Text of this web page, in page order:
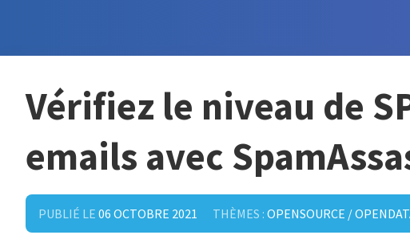
Vérifiez le niveau de
emails avec
PUBLIÉ LE 06 OCTOBRE 2021 THÈMES : OPENSOURCE /